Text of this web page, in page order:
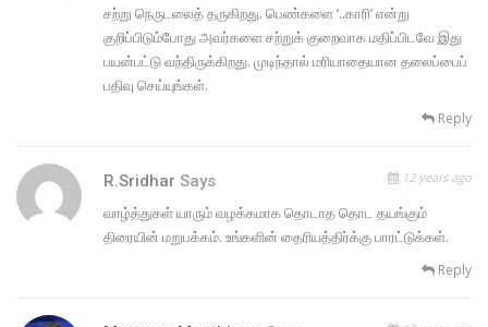
சற்று நெருடலைத் தருகிறது. பெண்களை ‘..காரி’ என்று
குறிப்பிடும்போது அவர்களை சற்றுக் குறைவாக மதிப்பிடவே இது
பயன்பட்டு வந்திருக்கிறது. முடிந்தால் மரியாதையான தலைப்பைப்
பதிவு செய்யுங்கள்.
Reply
R.Sridhar Says 12 years ago
வாழ்த்துகள் யாரும் வழக்கமாக தொடாத தொட தயங்கும்
திரையின் மறுபக்கம். உங்களின் தைரியத்திர்க்கு பாரட்டுக்கள்.
Reply